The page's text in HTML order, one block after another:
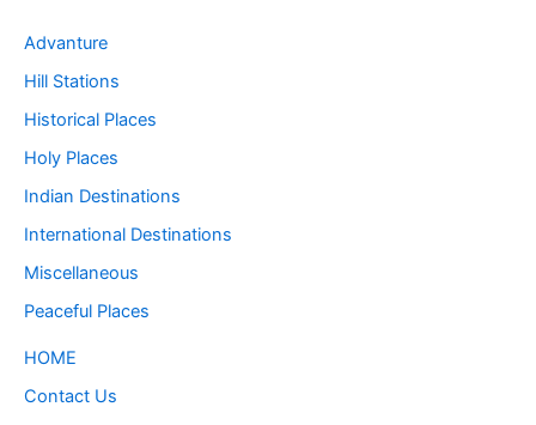
Advanture
Hill Stations
Historical Places
Holy Places
Indian Destinations
International Destinations
Miscellaneous
Peaceful Places
HOME
Contact Us